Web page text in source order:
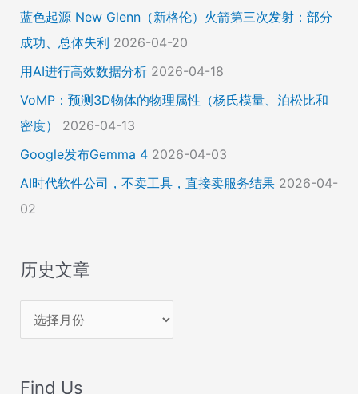
蓝色起源 New Glenn（新格伦）火箭第三次发射：部分
成功、总体失利 2026-04-20
用AI进行高效数据分析 2026-04-18
VoMP：预测3D物体的物理属性（杨氏模量、泊松比和
密度）
2026-04-13
Google发布Gemma 4 2026-04-03
AI时代软件公司，不卖工具，直接卖服务结果 2026-04-
02
历史文章
史
章
Find Us